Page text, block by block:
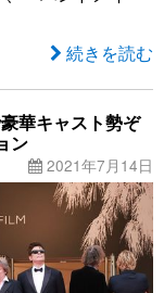
続きを読む
華キャスト勢ぞ
ン
2021年7月14日